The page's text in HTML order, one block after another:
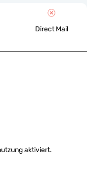
Direct Mail
aktiviert.